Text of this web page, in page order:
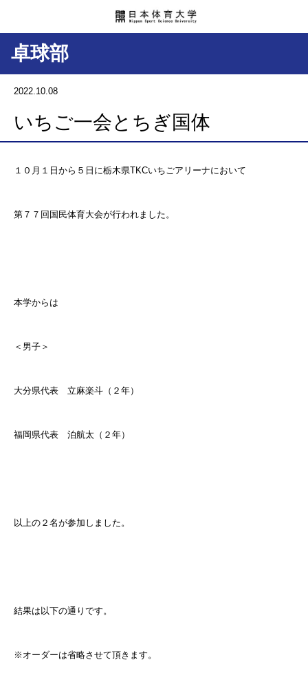
卓球部
2022.10.08
いちご一会とちぎ国体
１０月１日から５日に栃木県TKCいちごアリーナにおいて
第７７回国民体育大会が行われました。
本学からは
＜男子＞
大分県代表 立麻楽斗（２年）
福岡県代表 泊航太（２年）
以上の２名が参加しました。
結果は以下の通りです。
※オーダーは省略させて頂きます。